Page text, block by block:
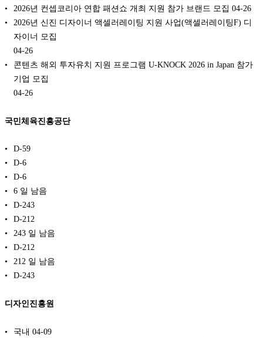
2026년 컨셉코리아 연합 패션쇼 개최 지원 참가 브랜드 모집 04-26
2026년 신진 디자이너 액셀러레이팅 지원 사업(액셀러레이팅F) 디
자이너 모집
04-26
콘텐츠 해외 투자유치 지원 프로그램 U-KNOCK 2026 in Japan 참가
기업 모집
04-26
국민체육진흥공단
D-59
D-6
D-6
6 일 남음
D-243
D-212
243 일 남음
D-212
212 일 남음
D-243
디자인진흥원
국내 04-09